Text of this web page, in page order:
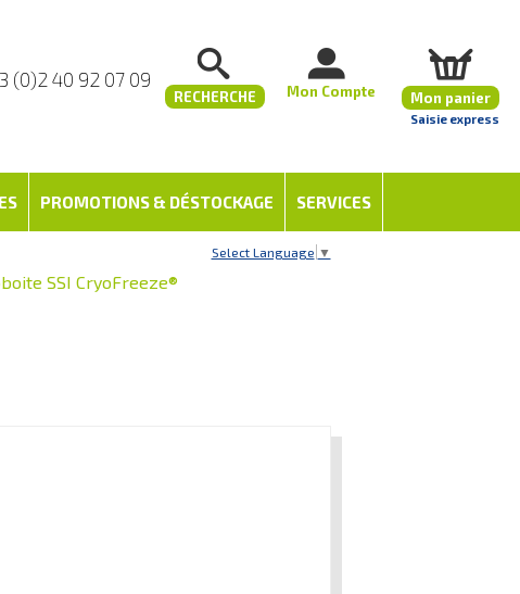
(0)2 40 92 07 09
RECHERCHE Mon Compte Mon panier
Saisie express
PROMOTIONS & DÉSTOCKAGE SERVICES
Select Language ▼
SSI CryoFreeze®